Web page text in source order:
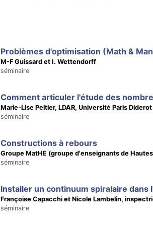
Problèmes d'optimisation (Math &
M-F Guissard et I. Wettendorff
séminaire
Marie-Lise Peltier, LDAR, Université Paris Diderot
séminaire
Constructions à rebours
Groupe MatHE (groupe d'enseignants de
séminaire
Installer un continuum spiralaire
Françoise Capacchi et Nicole Lambelin,
séminaire